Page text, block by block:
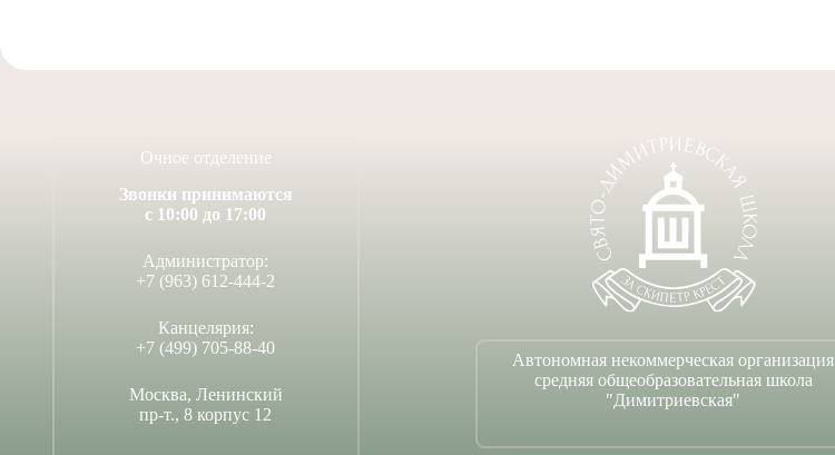
Очное отделение
Звонки принимаются
с 10:00 до 17:00
Администратор:
+7 (963) 612-444-2
Канцелярия:
+7 (499) 705-88-40
Москва, Ленинский
пр-т., 8 корпус 12
Автономная некоммерческая организация
средняя общеобразовательная школа
"Димитриевская"